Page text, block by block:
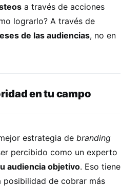
a través de acciones
lograrlo? A través de
de las audiencias, no en
en tu campo
estrategia de branding
percibido como un experto
audiencia objetivo. Eso tiene
posibilidad de cobrar más